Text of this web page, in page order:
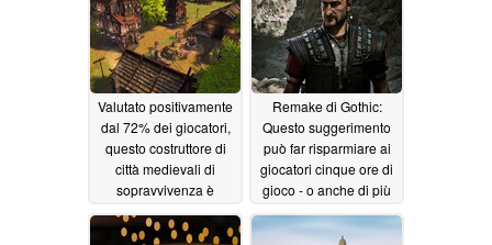
Valutato positivamente
dal 72% dei giocatori,
questo costruttore di
città medievali di
sopravvivenza è
scontato dell'80% su
Steam 06/10/2026
Remake di Gothic:
Questo suggerimento
può far risparmiare ai
giocatori cinque ore di
gioco - o anche di più
06/09/2026